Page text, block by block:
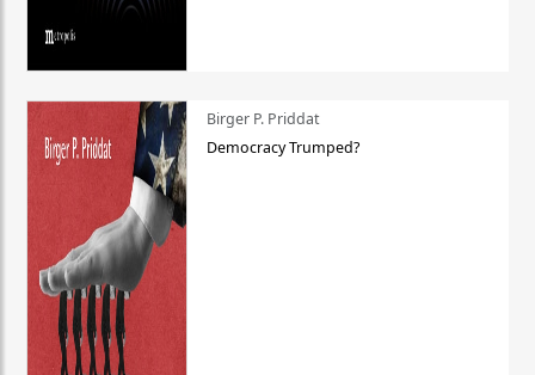
Birger P. Priddat
Democracy Trumped?